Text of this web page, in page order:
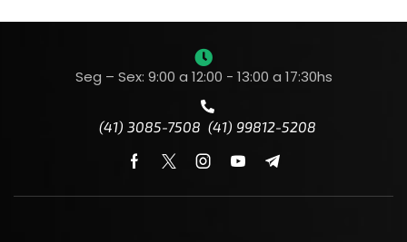
Seg – Sex: 9:00 a 12:00 - 13:00 a 17:30hs
(41) 3085-7508 (41) 99812-5208